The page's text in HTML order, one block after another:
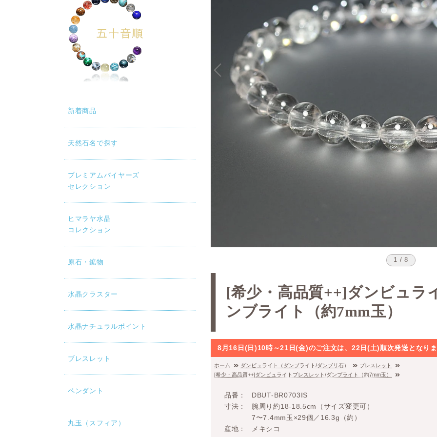
新着商品
天然石名で探す
プレミアムバイヤーズ
セレクション
ヒマラヤ水晶
コレクション
原石・鉱物
水晶クラスター
水晶ナチュラルポイント
ブレスレット
ペンダント
丸玉（スフィア）
1 / 8
[希少・高品質++]ダンビュラ
ンブライト（約7mm玉）
8月16日(日)10時～21日(金)のご注文は、22日(土)順次発送となり
ホーム ダンビュライト（ダンブライト/ダンブリ石）
ブレスレット
[希少・高品質++]ダンビュライトブレスレット/ダンブライト（約7mm玉）
品番
DBUT-BR0703IS
寸法
腕周り約18-18.5cm（サイズ変更可）
7〜7.4mm玉×29個／16.3g（約）
産地
メキシコ